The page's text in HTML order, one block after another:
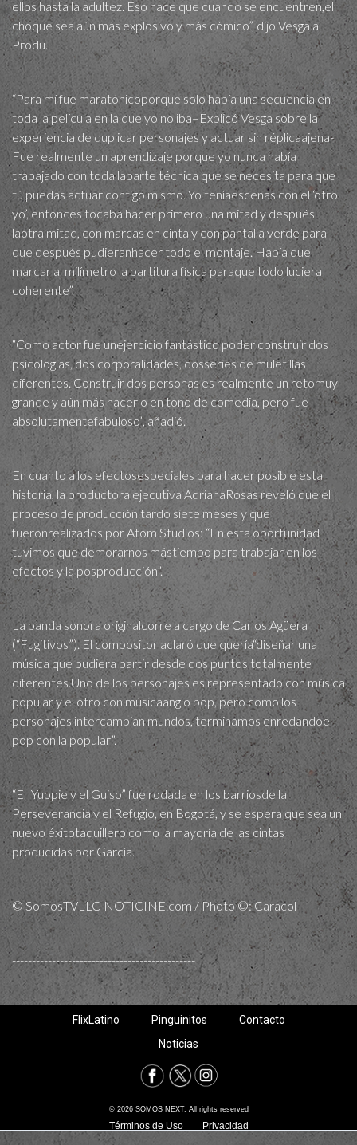
ellos hasta la adultez. Eso hace que cuando se encuentren,el
choque sea aún más explosivo y más cómico”, dijo Vesga a
Produ.
“Para mí fue maratónicoporque solo había una secuencia en
toda la película en la que yo no iba–Explicó Vesga sobre la
experiencia de duplicar personajes y actuar sin réplicaajena-
Fue realmente un aprendizaje porque yo nunca había
trabajado con toda laparte técnica que se necesita para que
tú puedas actuar contigo mismo. Yo teníaescenas con el ‘otro
yo’, entonces tocaba hacer primero una mitad y después
laotra mitad, con marcas en cinta y con pantalla verde para
que después pudieranhacer todo el montaje. Había que
marcar al milímetro la partitura física paraque todo luciera
coherente”.
“Como actor fue unejercicio fantástico poder construir dos
psicologías, dos corporalidades, dosseries de muletillas
diferentes. Construir dos personas es realmente un retomuy
grande y aún más hacerlo en tono de comedia, pero fue
absolutamentefabuloso”, añadió.
En cuanto a los efectosespeciales para hacer posible esta
historia, la productora ejecutiva AdrianaRosas reveló que el
proceso de producción tardó siete meses y que
fueronrealizados por Atom Studios: “En esta oportunidad
tuvimos que demorarnos mástiempo para trabajar en los
efectos y la posproducción”.
La banda sonora originalcorre a cargo de Carlos Agüera
(“Fugitivos”). El compositor aclaró que quería“diseñar una
música que pudiera partir desde dos puntos totalmente
diferentes.Uno de los personajes es representado con música
popular y el otro con músicaanglo pop, pero como los
personajes intercambian mundos, terminamos enredandoel
pop con la popular”.
“El Yuppie y el Guiso” fue rodada en los barriosde la
Perseverancia y el Refugio, en Bogotá, y se espera que sea un
nuevo éxitotaquillero como la mayoría de las cintas
producidas por García.
© SomosTVLLC-NOTICINE.com / Photo ©: Caracol
----------------------------------------------
FlixLatino Pinguinitos
Contacto
Noticias
© 2026 SOMOS NEXT. All rights reserved
Términos de Uso Privacidad